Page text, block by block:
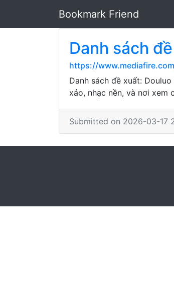
Bookmark Friend
Danh sách
https://
Danh sách đề xuất:
xảo, nhạc nền, và nơi xem
Submitted on 2026-03-17